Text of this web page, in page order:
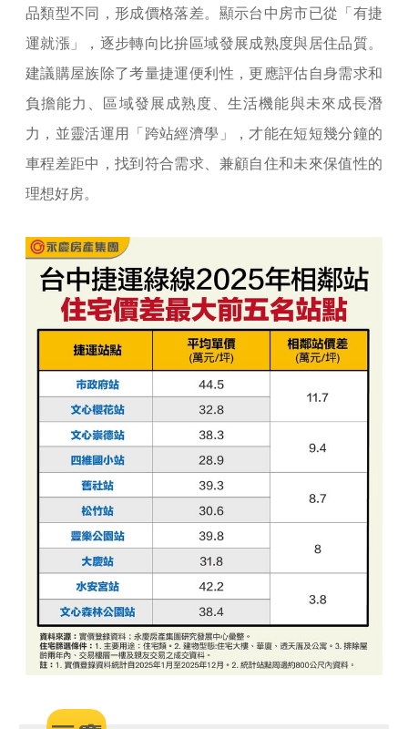
品類型不同，形成價格落差。顯示台中房市已從「有捷
運就漲」，逐步轉向比拚區域發展成熟度與居住品質。
建議購屋族除了考量捷運便利性，更應評估自身需求和
負擔能力、區域發展成熟度、生活機能與未來成長潛
力，並靈活運用「跨站經濟學」，才能在短短幾分鐘的
車程差距中，找到符合需求、兼顧自住和未來保值性的
理想好房。